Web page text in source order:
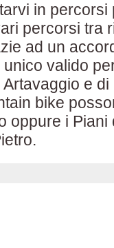
in percorsi
percorsi tra
ad un
valido
e
bike
oppure i Piani